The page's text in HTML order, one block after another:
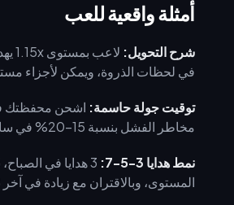
أمثلة واقعية للعب
شرح التحويل:
في لحظات الذروة، ويمكن لأجزاء
توقيت جولة حاسمة:
مخاطر الفشل بنسبة 15–20% في ساعات الذروة عندما تكون كل ثانية مهمة.
نمط هدايا 3-5-7:
المستوى، وبالاقتران مع زيادة في آخر 48 ساعة، فإنه يعظم تأثير الترتيب واتساق الكومبو.